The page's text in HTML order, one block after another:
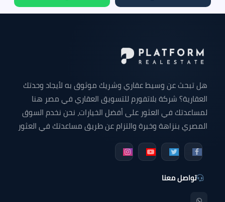
هل تبحث عن وسيط عقاري وشريك موثوق به لأيجاد وحدتك
العقارية؟ شركة بلاتفورم للتسويق العقاري في مصر هنا
لمساعدتك في العثور على أفضل الخيارات، نحن نخدم السوق
المصري بنزاهة وخبرة والتزام عن طريق مساعدتك في العثور
دوبلكس للبيع - فيلا للبيع - محل تجاري - مكتب إداري - عيادة
تواصل معنا